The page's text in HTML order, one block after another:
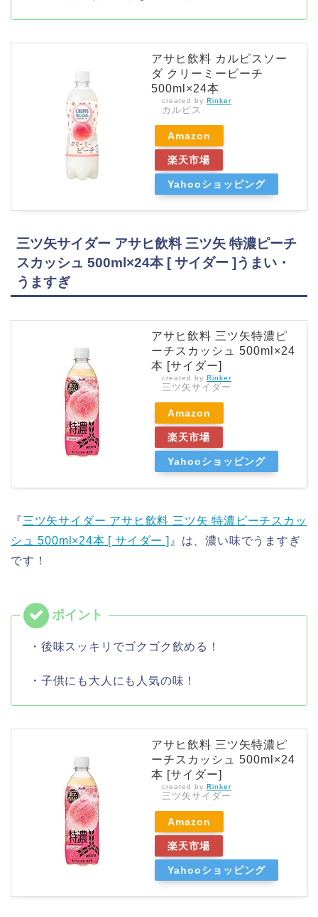
アサヒ飲料 カルピスソー
ダ クリーミーピーチ
500ml×24本
created by Rinker
カルピス
Amazon
楽天市場
Yahooショッピング
三ツ矢サイダー アサヒ飲料 三ツ矢 特濃ピーチ
スカッシュ 500ml×24本 [ サイダー ]うまい・
うますぎ
アサヒ飲料 三ツ矢特濃ピ
ーチスカッシュ 500ml×24
本 [サイダー]
created by Rinker
三ツ矢サイダー
Amazon
楽天市場
Yahooショッピング
『三ツ矢サイダー アサヒ飲料 三ツ矢 特濃ピーチスカッ
シュ 500ml×24本 [ サイダー ] 』は、濃い味でうますぎ
です！
・後味スッキリでゴクゴク飲める！
・子供にも大人にも人気の味！
アサヒ飲料 三ツ矢特濃ピ
ーチスカッシュ 500ml×24
本 [サイダー]
created by Rinker
三ツ矢サイダー
Amazon
楽天市場
Yahooショッピング